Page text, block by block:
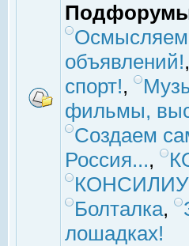
Осмысляем
объявлений!,
спорт!,
фильмы,
Создаем
Россия...,
Болталка,
лошадках!